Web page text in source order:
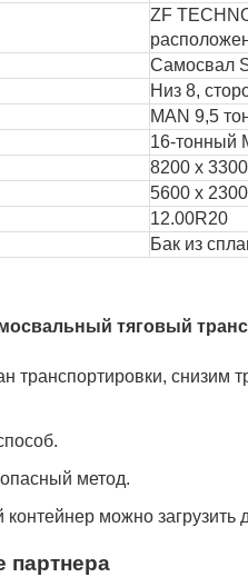
ZF
Самосвал
Низ 8,
MAN 9,5
16-тонный
8200 х
5600 х
12.00R20
Бак из
снизим
метод.
можно загрузить
партнера